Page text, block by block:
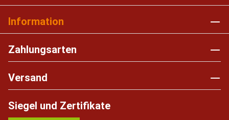
Information
Zahlungsarten
Versand
Siegel und Zertifikate